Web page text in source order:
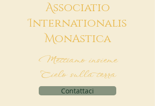
Associatio
Internationalis
MonAstica
Mettiamo insieme
Cielo sulla terra
Contattaci